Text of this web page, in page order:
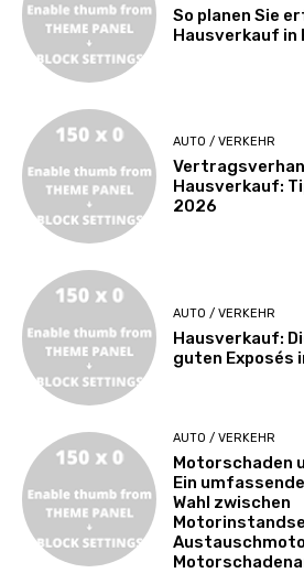
So planen Sie
Hausverkauf in
AUTO / VERKEHR
Hausverkauf:
2026
AUTO / VERKEHR
Hausverkauf:
guten Exposés
AUTO / VERKEHR
Motorschaden
Ein
Wahl zwischen